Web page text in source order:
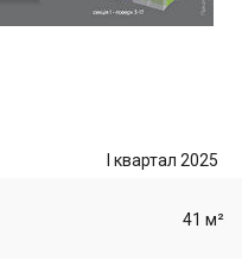
I квартал 2025
41 м²